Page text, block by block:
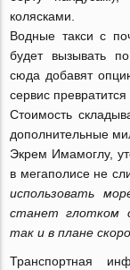
колясками.
Водные такси с
будет вызывать
сюда добавят
сервис
Стоимость
дополнительные
Экрем Имамоглу,
в мегаполисе не
использовать
станет глотком
так и в плане
Транспортная